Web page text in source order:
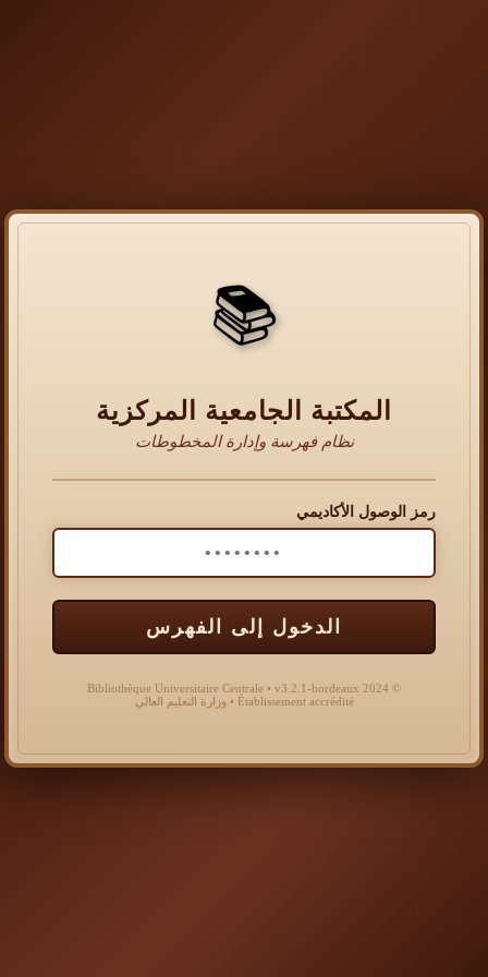
📚
المكتبة الجامعية المركزية
نظام فهرسة وإدارة المخطوطات
رمز الوصول الأكاديمي
الدخول إلى الفهرس
© 2024 Bibliothèque Universitaire Centrale • v3.2.1-bordeaux
Établissement accrédité • وزارة التعليم العالي